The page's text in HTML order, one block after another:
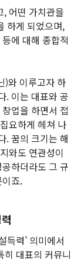
어떤 가치관을
하게 되었으며,
에 대해 종합적
)와 이루고자 하
. 이는 대표와 공
업을 하면서 접
요하게 헤쳐 나
. 꿈의 크기는 해
와도 연관성이
하더라도 그 규
죠.
득력’ 의미에서
히 대표의 커뮤니